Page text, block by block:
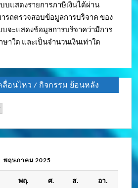
บแสดงรายการภาษีเงินได้ผ่าน
รถตรวจสอบข้อมูลการบริจาค ของ
บจะแสดงข้อมูลการบริจาคว่ามีการ
าใด และเป็นจำนวนเงินเท่าใด
ลื่อนไหว / กิจกรรม ย้อนหลัง
พฤษภาคม 2025
พฤ. ศ. ส. อา.